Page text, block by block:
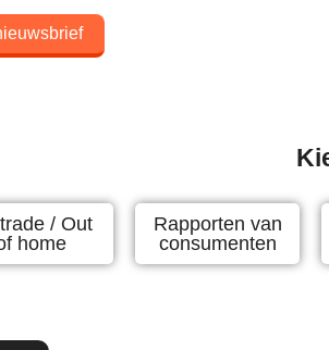
/ Out
home
Rapporten van
consumenten